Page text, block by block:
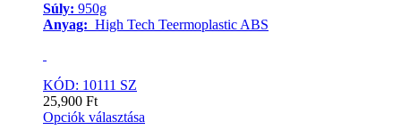
Súly: 950g
Anyag: High Tech Teermoplastic ABS
KÓD: 10111 SZ
25,900 Ft
Opciók választása